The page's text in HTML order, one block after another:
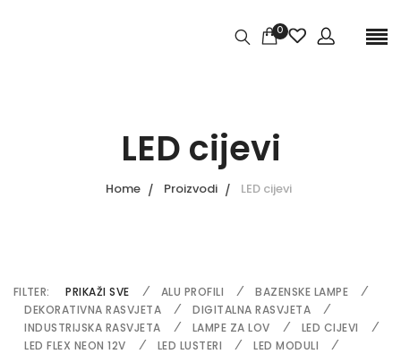
0
LED cijevi
Home Proizvodi LED cijevi
FILTER: PRIKAŽI SVE ALU PROFILI
BAZENSKE LAMPE
DEKORATIVNA RASVJETA
DIGITALNA RASVJETA
INDUSTRIJSKA RASVJETA
LAMPE ZA LOV
LED CIJEVI
LED FLEX NEON 12V
LED LUSTERI
LED MODULI